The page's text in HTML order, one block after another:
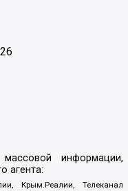
информации,
агента:
Крым.Реалии, Телеканал